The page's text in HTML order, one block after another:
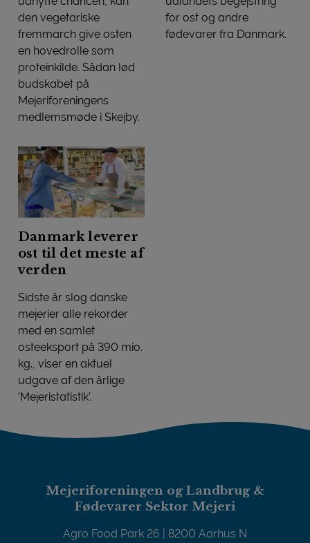
den vegetariske
fremmarch give osten
en hovedrolle som
proteinkilde. Sådan lød
budskabet på
Mejeriforeningens
medlemsmøde i Skejby.
for ost og andre
fødevarer fra Danmark.
Danmark leverer
ost til det meste af
verden
Sidste år slog danske
mejerier alle rekorder
med en samlet
osteeksport på 390 mio.
kg., viser en aktuel
udgave af den årlige
’Mejeristatistik’.
Mejeriforeningen og Landbrug &
Fødevarer Sektor Mejeri
Agro Food Park 26 | 8200 Aarhus N